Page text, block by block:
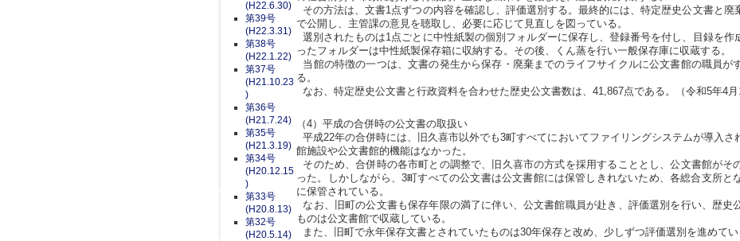
その方法は、文書1点ずつの内容を確認し、評価選別する。最終的には、特定歴史公文書と廃
で公開し、主管課の意見を聴取し、必要に応じて見直しを図っている。
選別されたものは1点ごとに中性紙製の個別フォルダーに保存し、登録番号を付し、目録を作
ったフォルダーは中性紙製保存箱に収納する。その後、くん蒸を行い一般保存庫に収蔵する。
当館の特徴の一つは、文書の発生から保存・廃棄までのライフサイクルに公文書館の職員が
る。
なお、特定歴史公文書と行政資料を合わせた歴史公文書数は、41,867点である。（令和5年4月
（4）平成の合併時の公文書の取扱い
平成22年の合併時には、旧久喜市以外でも3町すべてにおいてファイリングシステムが導入さ
館施設や公文書館的機能はなかった。
そのため、合併時の各市町との調整で、旧久喜市の方式を採用することとし、公文書館がそ
った。しかしながら、3町すべての公文書は公文書館には保管しきれないため、各総合支所と
に保管されている。
なお、旧町の公文書も保存年限の満了に伴い、公文書館職員が赴き、評価選別を行い、歴史
ものは公文書館で収蔵している。
また、旧町で永年保存文書とされていたものは30年保存と改め、少しずつ評価選別を進めてい
(H22.6.30)
第39号
(H22.3.31)
第38号
(H22.1.22)
第37号
(H21.10.23
)
第36号
(H21.7.24)
第35号
(H21.3.19)
第34号
(H20.12.15
)
第33号
(H20.8.13)
第32号
(H20.5.14)